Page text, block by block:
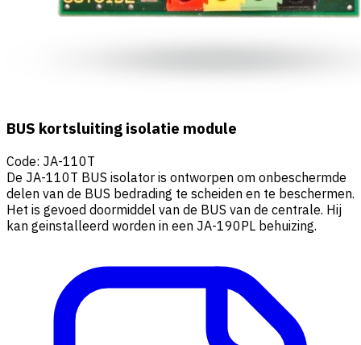
BUS kortsluiting isolatie module
Code: JA-110T
De JA-110T BUS isolator is ontworpen om onbeschermde
delen van de BUS bedrading te scheiden en te beschermen.
Het is gevoed doormiddel van de BUS van de centrale. Hij
kan geinstalleerd worden in een JA-190PL behuizing.